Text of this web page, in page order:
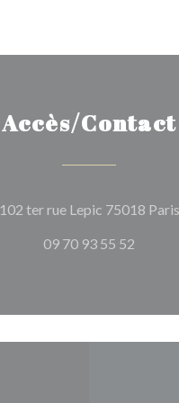
Accès/Contact
102 ter rue Lepic 75018 Paris
09 70 93 55 52